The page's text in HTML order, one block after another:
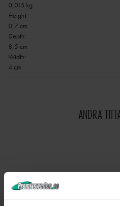
0,015 kg
Height:
0,7 cm
Depth:
8,5 cm
Width:
4 cm
ANDRA